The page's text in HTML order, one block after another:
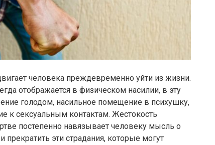
человека преждевременно уйти из жизни.
отображается в физическом насилии, в эту
голодом, насильное помещение в психушку,
к сексуальным контактам. Жестокость
постепенно навязывает человеку мысль о
эти страдания, которые могут